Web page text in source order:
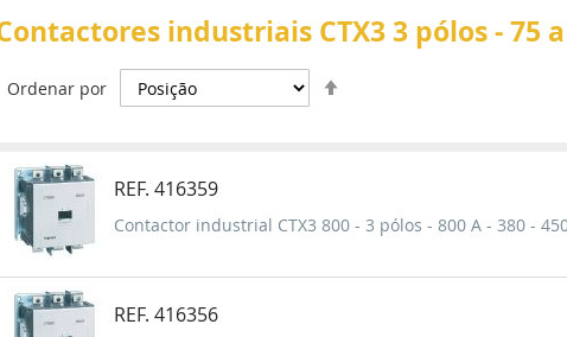
industriais CTX3 3 pólos - 75
Ordenar por
REF. 416359
Contactor industrial CTX3 800 - 3 pólos - 800 A - 380 -
REF. 416356